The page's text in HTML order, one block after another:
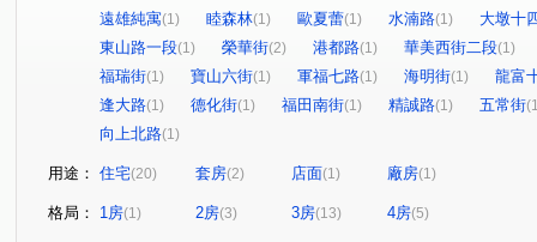
遠雄純寓(1) 睦森林(1) 歐夏蕾(1) 水湳路(1)
大墩十
東山路一段(1) 榮華街(2) 港都路(1) 華美西街二段(1)
福瑞街(1) 寶山六街(1) 軍福七路(1) 海明街(1)
龍富
逢大路(1) 德化街(1) 福田南街(1) 精誠路(1) 五常街
向上北路(1)
用途： 住宅(20) 套房(2) 店面(1) 廠房(1)
格局： 1房(1) 2房(3) 3房(13) 4房(5)